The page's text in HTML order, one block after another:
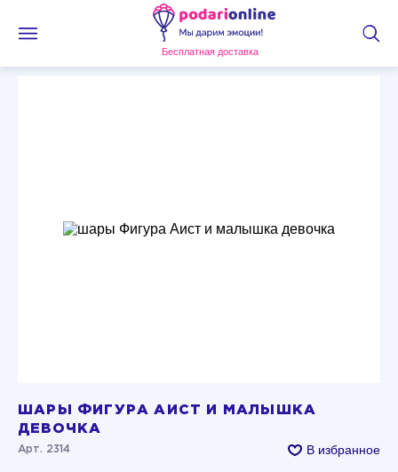
Бесплатная доставка
ШАРЫ ФИГУРА АИСТ И МАЛЫШКА
ДЕВОЧКА
Арт. 2314 В избранное